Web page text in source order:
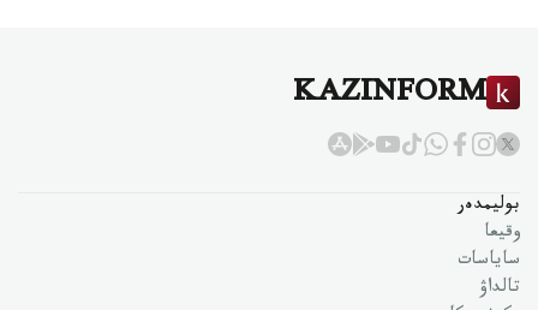
KAZINFORM
بوليمدەر
وقيعا
ساياسات
تالداۋ